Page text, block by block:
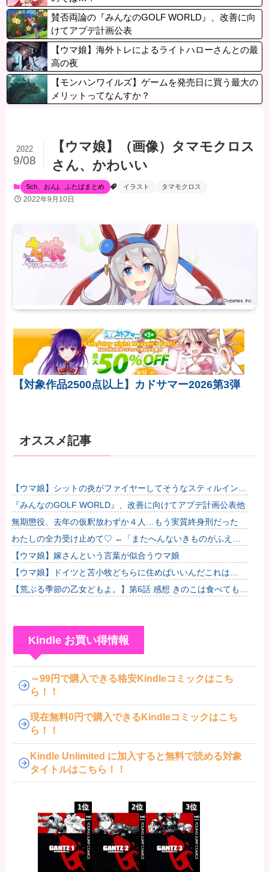
賛否両論の『みんなのGOLF WORLD』、改善に向
けてアプデ計画公表
【ウマ娘】海外トレによるライトハローさんとの最
高の夜
【モンハンワイルズ】ゲームを発売日に買う最大の
メリットってなんすか？
【ウマ娘】（画像）タマモクロス
さん、かわいい
2022
9/08
5ch、おんj、ふたばまとめ イラスト タマモクロス
2022年9月10日
【対象作品2500点以上】カドサマー2026第3弾
オススメ記事
【ウマ娘】シットの炎がファイヤーしてそうなスティルインラ
ブ（セーラーマーズ衣装）他
『みんなのGOLF WORLD』、改善に向けてアプデ計画公表他
無期懲役、去年の仮釈放わずか４人…もう実質終身刑だった
わたしの全力受け止めて♡ ←「またへんないきものがふえて
る…」
【ウマ娘】嫁さんという言葉が似合うウマ娘
【ウマ娘】ドイツと苫小牧どちらに住めばいいんだこれは…
【荒ぶる季節の乙女どもよ。】第6話 感想 きのこは食べても太
Kindle お買い得情報
～99円で購入できる格安Kindleコミックはこち
ら！！
現在無料0円で購入できるKindleコミックはこち
ら！！
Kindle Unlimited に加入すると無料で読める対象
タイトルはこちら！！
1位 2位 3位